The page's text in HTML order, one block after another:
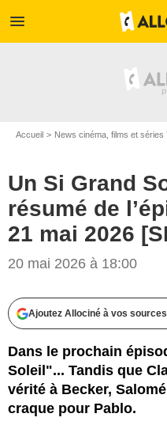
menu
Accueil News cinéma, films et séries
Un Si Grand
résumé de
21 mai 2026
20 mai 2026 à 18:00
Ajoutez Allociné à vos
Dans le prochain
Soleil"... Tandis que
vérité à Becker,
craque pour Pablo.